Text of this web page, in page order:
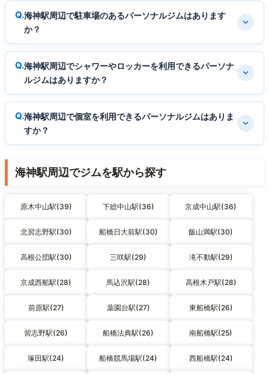
海神駅周辺で駐車場のあるパーソナルジムはあります
か？
海神駅周辺でシャワーやロッカーを利用できるパーソナ
ルジムはありますか？
海神駅周辺で個室を利用できるパーソナルジムはありま
すか？
海神駅周辺でジムを駅から探す
原木中山駅(39) 下総中山駅(36) 京成中山駅(36)
北習志野駅(30) 船橋日大前駅(30) 飯山満駅(30)
高根公団駅(30) 三咲駅(29) 滝不動駅(29)
京成西船駅(28) 馬込沢駅(28) 高根木戸駅(28)
前原駅(27) 薬園台駅(27) 東船橋駅(26)
習志野駅(26) 船橋法典駅(26) 南船橋駅(25)
塚田駅(24) 船橋競馬場駅(24) 西船橋駅(24)